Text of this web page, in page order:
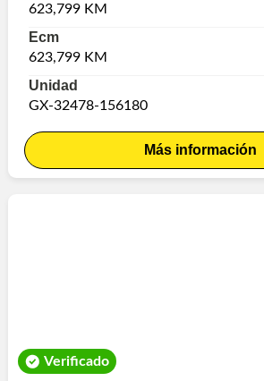
623,799 KM
Ecm
623,799 KM
Unidad
GX-32478-156180
Más información
Verificado